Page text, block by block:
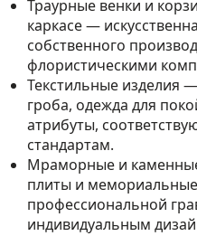
Траурные венки и
каркасе —
собственного
флористическими
Текстильные изделия
гроба, одежда для
атрибуты,
стандартам.
Мраморные и
плиты и
профессиональной
индивидуальным